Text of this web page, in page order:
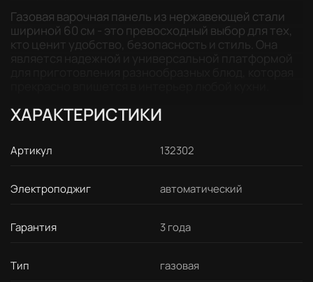
Газовая варочная панель из нержавеющей стали
шириной 60 см - это превосходный выбор для тех,
кто ценит удобство, безопасность и стиль. Она
ХАРАКТЕРИСТИКИ
Артикул 132302
Электроподжиг автоматический
Гарантия 3 года
Тип газовая